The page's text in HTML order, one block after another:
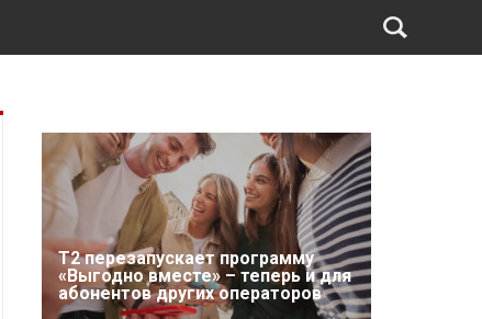
Т2 перезапускает программу
«Выгодно вместе» – теперь и для
абонентов других операторов